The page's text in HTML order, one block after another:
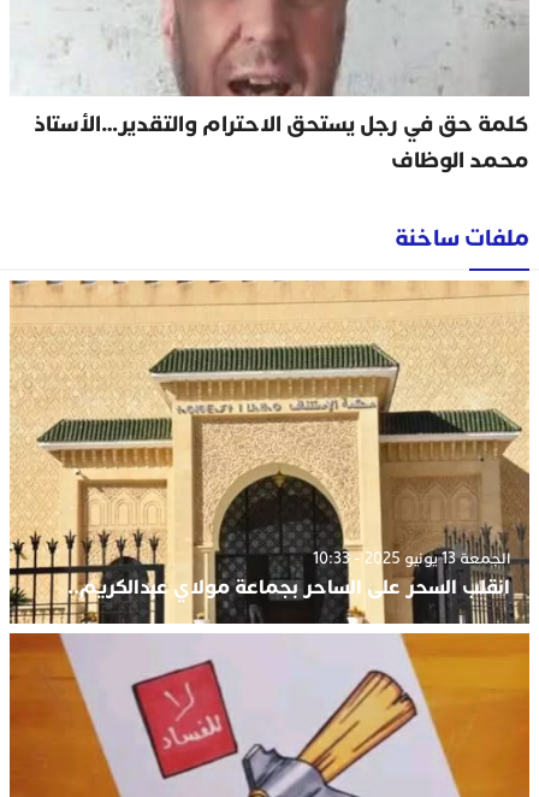
كلمة حق في رجل يستحق الاحترام والتقدير…الأستاذ
محمد الوظاف
ملفات ساخنة
الجمعة 13 يونيو 2025 - 10:33
انقلب السحر على الساحر بجماعة مولاي عبدالكريم..